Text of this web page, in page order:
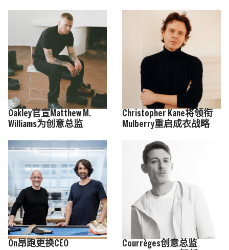
Oakley官宣Matthew M.
Williams为创意总监
Christopher Kane将领衔
Mulberry重启成衣战略
On昂跑更换CEO
Courrèges创意总监